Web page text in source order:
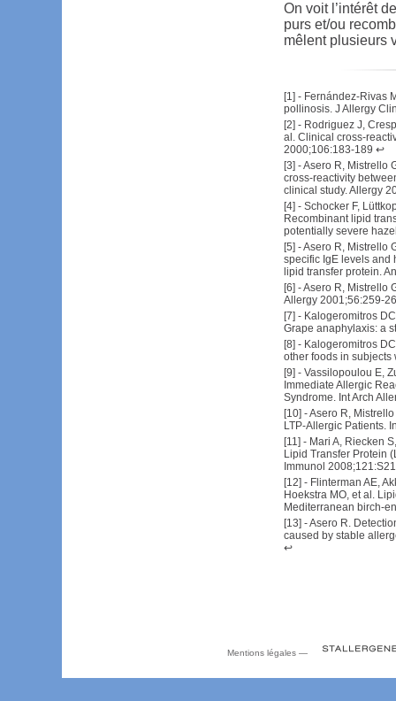
On voit l’intérêt
purs et/ou
mêlent plusieurs
[1] - Fernández-Rivas
pollinosis. J Allergy
[2] - Rodriguez J,
al. Clinical cross-
2000;106:183-189 ↩
[3] -Asero R, Mistrello
cross-reactivity
clinical study. Allergy
[4] - Schocker F,
Recombinant lipid
potentially severe
[5] -Asero R, Mistrello
specific IgE levels and
lipid transfer protein.
[6] -Asero R, Mistrello
Allergy 2001;56:259-
[7] - Kalogeromitros
Grape anaphylaxis: a
[8] - Kalogeromitros
other foods in subjects
[9] - Vassilopoulou E,
Immediate Allergic
Syndrome. Int Arch
[10] -Asero R,
LTP-Allergic Patients.
[11] - Mari A, Riecken
Lipid Transfer Protein
Immunol
[12] - Flinterman AE,
Hoekstra MO, et al.
Mediterranean birch-
[13] -Asero R.
caused by stable
↩
Mentions légales —